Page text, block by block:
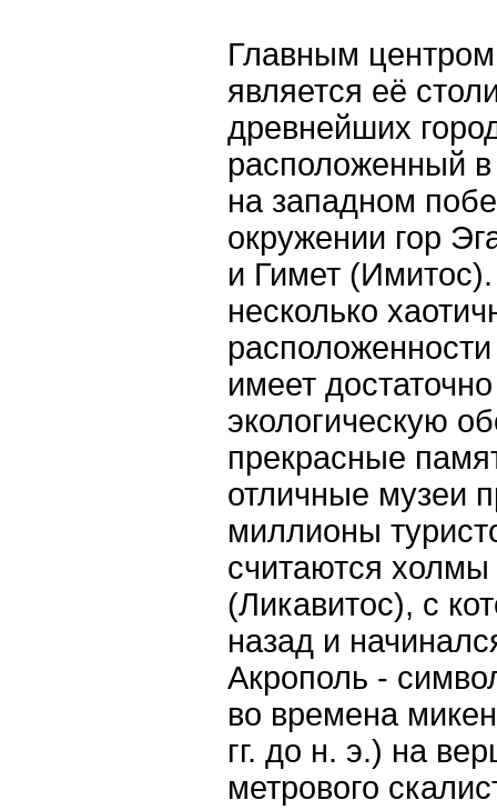
Главным
является её
древнейших
расположенный
на западном
окружении гор
и Гимет
несколько
имеет
экологическую
прекрасные
отличные музеи
миллионы
считаются
(Ликавитос), с
назад и
Акрополь -
во времена
гг. до н. э.) на
метрового